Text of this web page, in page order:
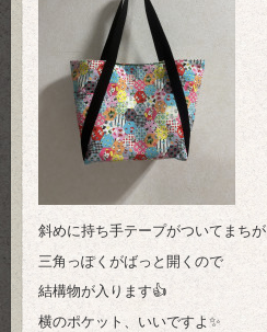
斜めに持ち手テープがついてまちが
三角っぽくがばっと開くので
結構物が入ります👍
横のポケット、いいですよ✨